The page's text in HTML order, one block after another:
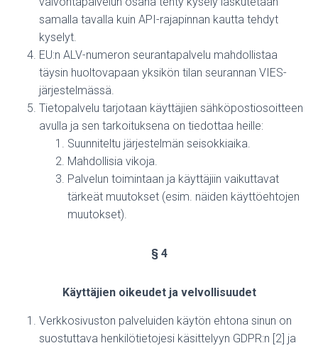
samalla tavalla kuin API-rajapinnan kautta tehdyt
kyselyt.
EU:n ALV-numeron seurantapalvelu mahdollistaa
täysin huoltovapaan yksikön tilan seurannan VIES-
järjestelmässä.
Tietopalvelu tarjotaan käyttäjien sähköpostiosoitteen
avulla ja sen tarkoituksena on tiedottaa heille:
Suunniteltu järjestelmän seisokkiaika.
Mahdollisia vikoja.
Palvelun toimintaan ja käyttäjiin vaikuttavat
tärkeät muutokset (esim. näiden käyttöehtojen
muutokset).
§ 4
Käyttäjien oikeudet ja velvollisuudet
Verkkosivuston palveluiden käytön ehtona sinun on
suostuttava henkilötietojesi käsittelyyn GDPR:n [2] ja